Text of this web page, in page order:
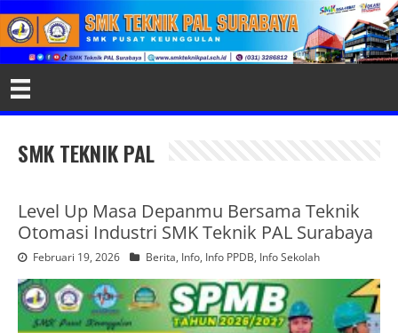
SMK TEKNIK PAL
Level Up Masa Depanmu Bersama Teknik
Otomasi Industri SMK Teknik PAL Surabaya
Februari 19, 2026 Berita, Info, Info PPDB, Info Sekolah